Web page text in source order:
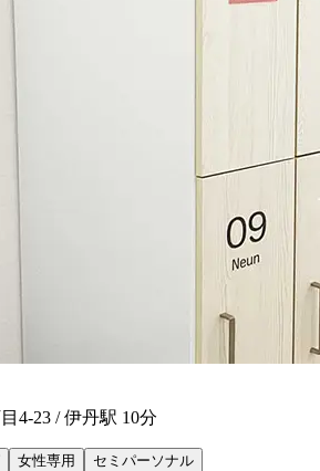
4-23 / 伊丹駅 10分
女性専用 セミパーソナル